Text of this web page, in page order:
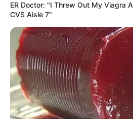
ER Doctor: "I Threw Out My Viagra
CVS Aisle 7"